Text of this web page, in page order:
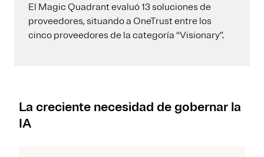
El Magic Quadrant evaluó 13 soluciones de
proveedores, situando a OneTrust entre los
cinco proveedores de la categoría “Visionary”.
La creciente necesidad de gobernar la
IA